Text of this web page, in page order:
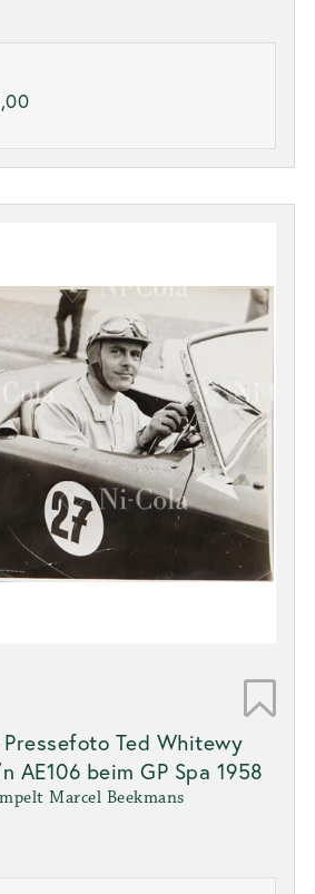
Ted Whitewy
AE106 beim GP Spa 1958
Marcel Beekmans